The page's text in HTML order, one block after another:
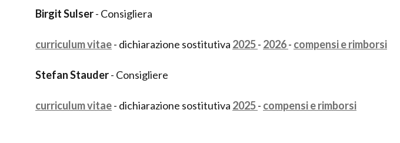
Birgit Sulser- Consigliera
curriculum vitae- dichiarazione sostitutiva 2025- 2026- compensi e rimborsi
Stefan Stauder- Consigliere
curriculum vitae- dichiarazione sostitutiva 2025- compensi e rimborsi